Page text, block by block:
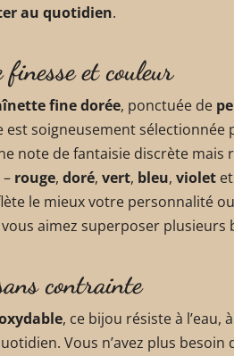
au quotidien.
et couleur
fine dorée, ponctuée de
est soigneusement sélectionnée
note de fantaisie discrète mais
rouge, doré, vert, bleu, violet et
le mieux votre personnalité
aimez superposer plusieurs
contrainte
, ce bijou résiste à l’eau,
Vous n’avez plus besoin